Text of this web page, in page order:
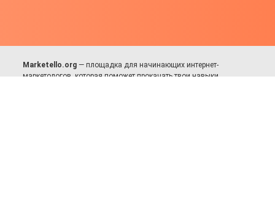
Marketello.org — площадка для начинающих интернет-
маркетологов, которая поможет прокачать твои навыки.